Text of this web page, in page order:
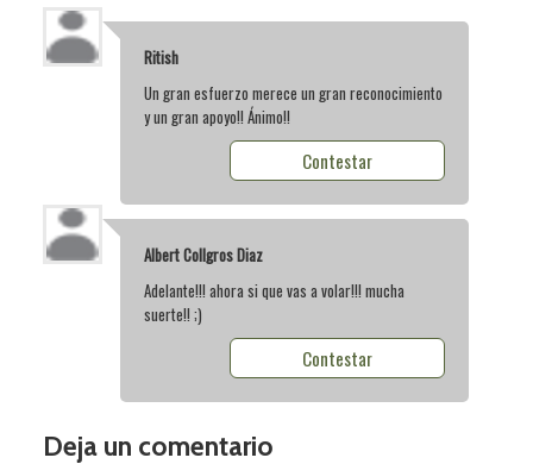
Ritish
Un gran esfuerzo merece un gran reconocimiento
y un gran apoyo!! Ánimo!!
Contestar
Albert Collgros Diaz
Adelante!!! ahora si que vas a volar!!! mucha
suerte!! ;)
Contestar
Deja un comentario